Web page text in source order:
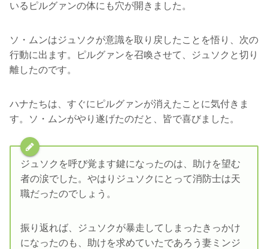
いるピルグァンの体にも穴が開きました。
ソ・ムンはジュソクが意識を取り戻したことを悟り、次の
行動に出ます。ピルグァンを召喚させて、ジュソクと切り
離したのです。
ハナたちは、すぐにピルグァンが消えたことに気付きま
す。ソ・ムンがやり遂げたのだと、皆で喜びました。
ジュソクを呼び覚ます鍵になったのは、助けを望む
者の涙でした。やはりジュソクにとって消防士は天
職だったのでしょう。
振り返れば、ジュソクが暴走してしまったきっかけ
になったのも、助けを求めていたであろう妻ミンジ